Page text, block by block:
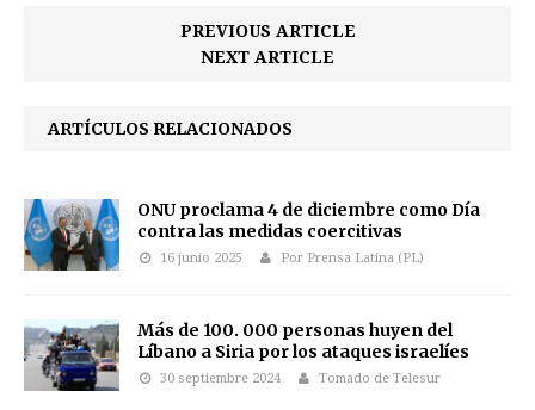
PREVIOUS ARTICLE
NEXT ARTICLE
ARTÍCULOS RELACIONADOS
ONU proclama 4 de diciembre como Día
contra las medidas coercitivas
16 junio 2025 Por Prensa Latina (PL)
Más de 100. 000 personas huyen del
Líbano a Siria por los ataques israelíes
30 septiembre 2024 Tomado de Telesur